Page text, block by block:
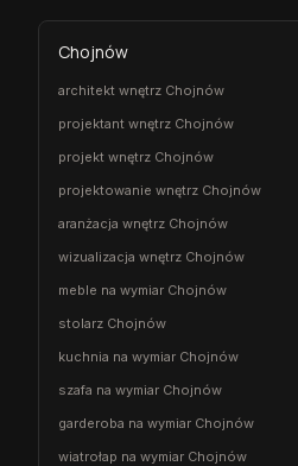
Chojnów
architekt wnętrz Chojnów
projektant wnętrz Chojnów
projekt wnętrz Chojnów
projektowanie wnętrz Chojnów
aranżacja wnętrz Chojnów
wizualizacja wnętrz Chojnów
meble na wymiar Chojnów
stolarz Chojnów
kuchnia na wymiar Chojnów
szafa na wymiar Chojnów
garderoba na wymiar Chojnów
wiatrołap na wymiar Chojnów